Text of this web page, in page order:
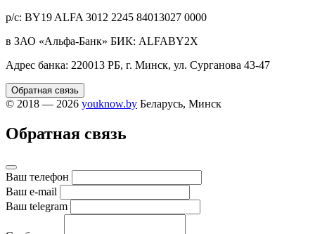
р/с: BY19 ALFA 3012 2245 84013027 0000
в ЗАО «Альфа-Банк» БИК: ALFABY2X
Адрес банка: 220013 РБ, г. Минск, ул. Сурганова 43-47
Обратная связь
© 2018 — 2026 youknow.by Беларусь, Минск
Обратная связь
Ваш телефон
Ваш e-mail
Ваш telegram